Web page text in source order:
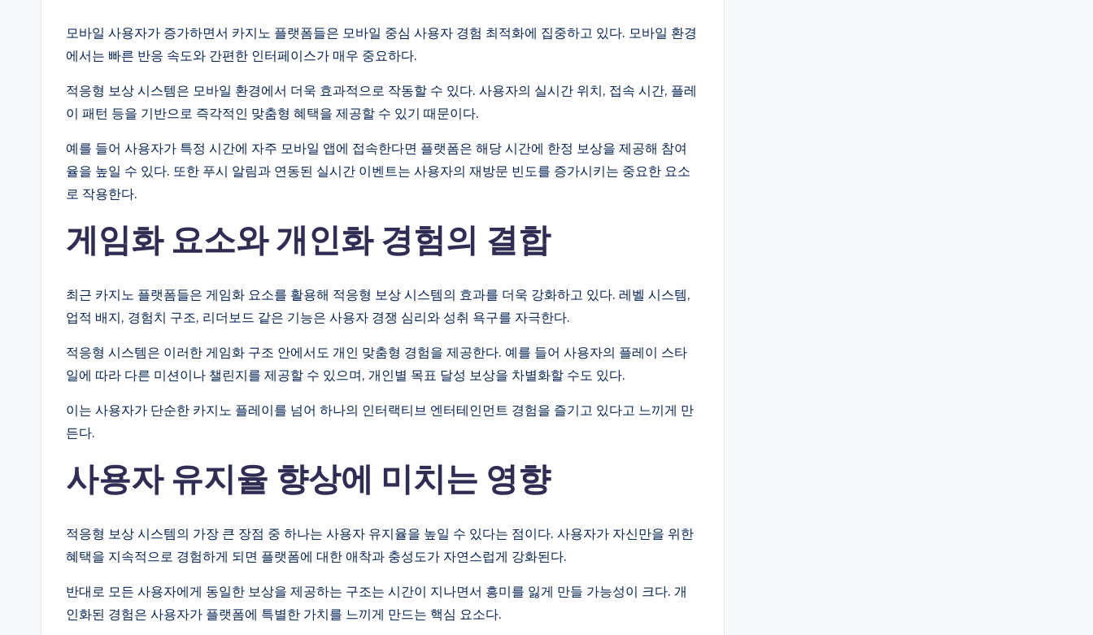
모바일 사용자가 증가하면서 카지노 플랫폼들은 모바일 중심 사용자 경험 최적화에 집중하고 있다. 모바일 환경
에서는 빠른 반응 속도와 간편한 인터페이스가 매우 중요하다.
적응형 보상 시스템은 모바일 환경에서 더욱 효과적으로 작동할 수 있다. 사용자의 실시간 위치, 접속 시간, 플레
이 패턴 등을 기반으로 즉각적인 맞춤형 혜택을 제공할 수 있기 때문이다.
예를 들어 사용자가 특정 시간에 자주 모바일 앱에 접속한다면 플랫폼은 해당 시간에 한정 보상을 제공해 참여
율을 높일 수 있다. 또한 푸시 알림과 연동된 실시간 이벤트는 사용자의 재방문 빈도를 증가시키는 중요한 요소
로 작용한다.
게임화 요소와 개인화 경험의 결합
최근 카지노 플랫폼들은 게임화 요소를 활용해 적응형 보상 시스템의 효과를 더욱 강화하고 있다. 레벨 시스템,
업적 배지, 경험치 구조, 리더보드 같은 기능은 사용자 경쟁 심리와 성취 욕구를 자극한다.
적응형 시스템은 이러한 게임화 구조 안에서도 개인 맞춤형 경험을 제공한다. 예를 들어 사용자의 플레이 스타
일에 따라 다른 미션이나 챌린지를 제공할 수 있으며, 개인별 목표 달성 보상을 차별화할 수도 있다.
이는 사용자가 단순한 카지노 플레이를 넘어 하나의 인터랙티브 엔터테인먼트 경험을 즐기고 있다고 느끼게 만
든다.
사용자 유지율 향상에 미치는 영향
적응형 보상 시스템의 가장 큰 장점 중 하나는 사용자 유지율을 높일 수 있다는 점이다. 사용자가 자신만을 위한
혜택을 지속적으로 경험하게 되면 플랫폼에 대한 애착과 충성도가 자연스럽게 강화된다.
반대로 모든 사용자에게 동일한 보상을 제공하는 구조는 시간이 지나면서 흥미를 잃게 만들 가능성이 크다. 개
인화된 경험은 사용자가 플랫폼에 특별한 가치를 느끼게 만드는 핵심 요소다.